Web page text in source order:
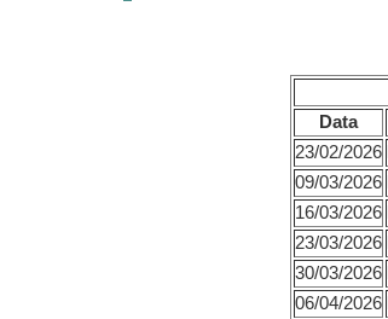
Data
23/02/2026
09/03/2026
16/03/2026
23/03/2026
30/03/2026
06/04/2026